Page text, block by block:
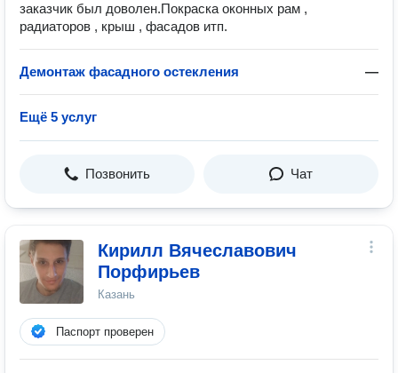
заказчик был доволен.Покраска оконных рам ,
радиаторов , крыш , фасадов итп.
Демонтаж фасадного остекления —
Ещё 5 услуг
Позвонить Чат
Кирилл Вячеславович
Порфирьев
Казань
Паспорт проверен